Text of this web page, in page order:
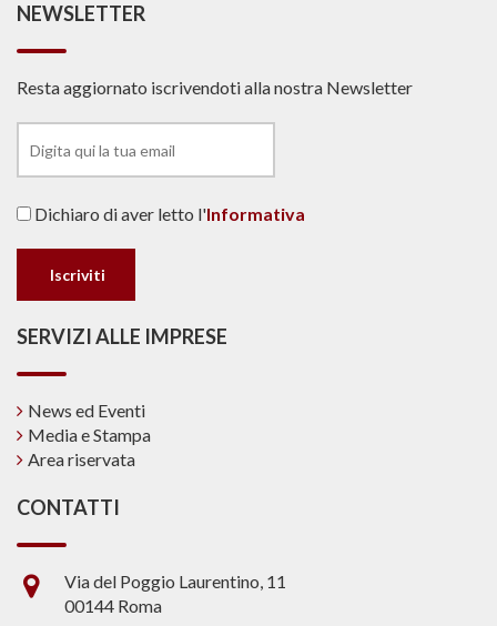
NEWSLETTER
Resta aggiornato iscrivendoti alla nostra Newsletter
Dichiaro di aver letto l'Informativa
SERVIZI ALLE IMPRESE
News ed Eventi
Media e Stampa
Area riservata
CONTATTI
Via del Poggio Laurentino, 11
00144 Roma